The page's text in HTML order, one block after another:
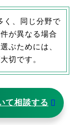
く、同じ分野で
が異なる場合
ぶためには、
切です。
て相談する